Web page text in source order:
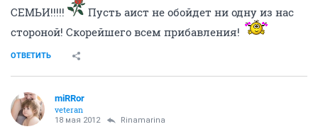
СЕМЬИ!!!!!
Пусть аист не обойдет ни одну из нас
стороной! Скорейшего всем прибавления!
ОТВЕТИТЬ
miRRor
veteran
18 мая 2012 Rinamarina